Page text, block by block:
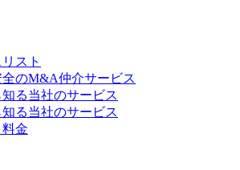
スト
のM&A仲介サービス
る当社のサービス
る当社のサービス
金